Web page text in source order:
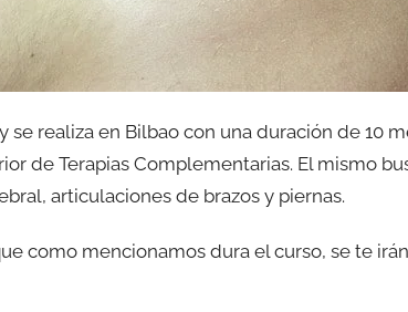
se realiza en Bilbao con una duración de 10
de Terapias Complementarias. El mismo
articulaciones de brazos y piernas.
como mencionamos dura el curso, se te